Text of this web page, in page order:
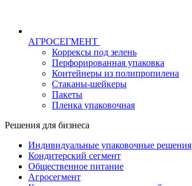
АГРОСЕГМЕНТ
Коррексы под зелень
Перфорированная упаковка
Контейнеры из полипропилена
Стаканы-шейкеры
Пакеты
Пленка упаковочная
Решения для бизнеса
Индивидуальные упаковочные решения
Кондитерский сегмент
Общественное питание
Агросегмент